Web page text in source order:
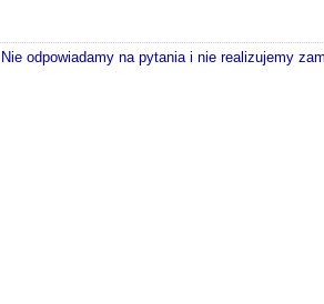
odpowiadamy na pytania i nie realizujemy